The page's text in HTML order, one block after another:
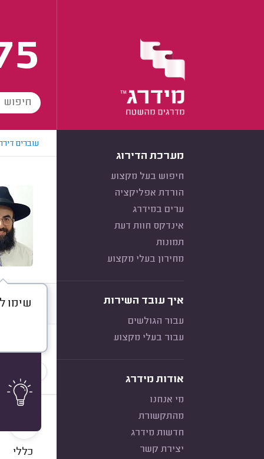
מערכת הדירוג
חיפוש בעל מקצוע
הורדת אפליקציה
ערים במידרג
אינדקס חוות דעת
תמונות
מחירון בעלי מקצוע
איך עובד השירות
עבור הגולשים
עבור בעלי מקצוע
אודות מידרג
מי אנחנו
מהתקשורת
חדשות מידרג
יצירת קשר
עוברים
שימו
דברו
9
כללי